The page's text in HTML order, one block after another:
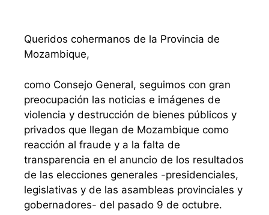
Queridos cohermanos de la Provincia de
Mozambique,
como Consejo General, seguimos con gran
preocupación las noticias e imágenes de
violencia y destrucción de bienes públicos y
privados que llegan de Mozambique como
reacción al fraude y a la falta de
transparencia en el anuncio de los resultados
de las elecciones generales -presidenciales,
legislativas y de las asambleas provinciales y
gobernadores- del pasado 9 de octubre.